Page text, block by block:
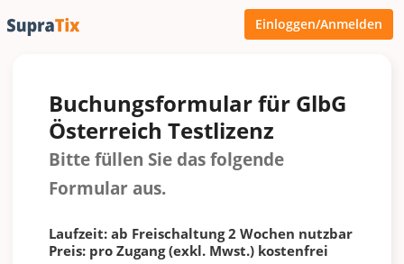
Einloggen/Anmelden
Buchungsformular für GlbG
Österreich Testlizenz
Bitte füllen Sie das folgende
Formular aus.
Laufzeit: ab Freischaltung 2 Wochen nutzbar
Preis: pro Zugang (exkl. Mwst.) kostenfrei